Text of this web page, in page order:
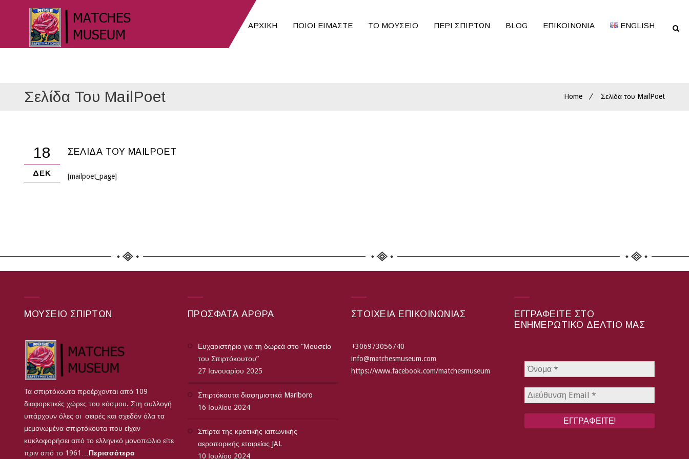
ΑΡΧΙΚΉ ΠΟΙΟΙ ΕΊΜΑΣΤΕ ΤΟ ΜΟΥΣΕΙΟ ΠΕΡΙ ΣΠΙΡΤΩΝ BLOG ΕΠΙΚΟΙΝΩΝΊΑ ENGLISH
Σελίδα Του MailPoet Home Σελίδα του MailPoet
18
ΔΕΚ
ΣΕΛΊΔΑ ΤΟΥ MAILPOET
[mailpoet_page]
ΜΟΥΣΕΊΟ ΣΠΊΡΤΩΝ
Τα σπιρτόκουτα προέρχονται από 109
διαφορετικές χώρες του κόσμου. Στη συλλογή
υπάρχουν όλες οι σειρές και σχεδόν όλα τα
μεμονωμένα σπιρτόκουτα που είχαν
κυκλοφορήσει από το ελληνικό μονοπώλιο είτε
πριν από το 1961…Περισσότερα
ΠΡΌΣΦΑΤΑ ΆΡΘΡΑ
Ευχαριστήριο για τη δωρεά στο “Μουσείο
του Σπιρτόκουτου”
27 Ιανουαρίου 2025
Σπιρτόκουτα διαφημιστικά Marlboro
16 Ιουλίου 2024
Σπίρτα της κρατικής ιαπωνικής
αεροπορικής εταιρείας JAL
10 Ιουλίου 2024
ΣΤΟΙΧΕΙΑ ΕΠΙΚΟΙΝΩΝΙΑΣ
+306973056740
info@matchesmuseum.com
https://www.facebook.com/matchesmuseum
ΕΓΓΡΑΦΕΊΤΕ ΣΤΟ
ΕΝΗΜΕΡΩΤΙΚΌ ΔΕΛΤΊΟ ΜΑΣ